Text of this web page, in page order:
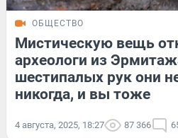
ОБЩЕСТВО
Мистическую вещь
археологи из
шестипалых рук они
никогда, и вы тоже
4 августа, 2025, 18:27 87 366